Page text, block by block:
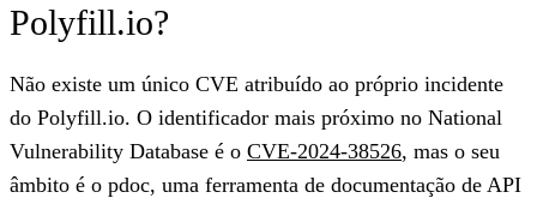
Polyfill.io?
Não existe um único CVE atribuído ao próprio incidente
do Polyfill.io. O identificador mais próximo no National
Vulnerability Database é o CVE-2024-38526, mas o seu
âmbito é o pdoc, uma ferramenta de documentação de API